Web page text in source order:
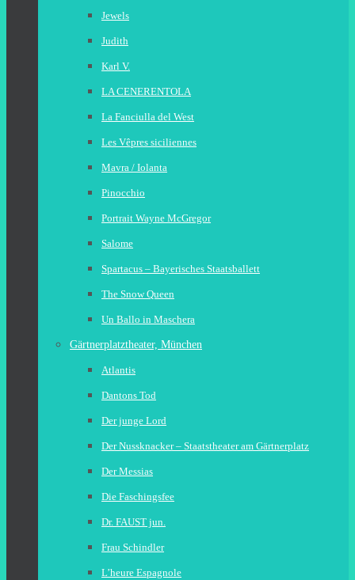
Jewels
Judith
Karl V.
LA CENERENTOLA
La Fanciulla del West
Les Vêpres siciliennes
Mavra / Iolanta
Pinocchio
Portrait Wayne McGregor
Salome
Spartacus – Bayerisches Staatsballett
The Snow Queen
Un Ballo in Maschera
Gärtnerplatztheater, München
Atlantis
Dantons Tod
Der junge Lord
Der Nussknacker – Staatstheater am Gärtnerplatz
Der Messias
Die Faschingsfee
Dr. FAUST jun.
Frau Schindler
L’heure Espagnole